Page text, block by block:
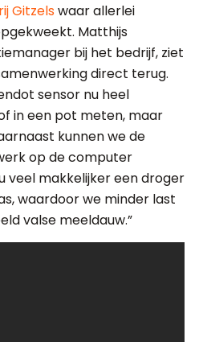
Gitzelswaar allerlei
Matthijs
bij het bedrijf, ziet
direct terug.
sensor nu heel
in een pot meten, maar
kunnen we de
op de computer
veel makkelijker een droger
waardoor we minder last
valse meeldauw.”